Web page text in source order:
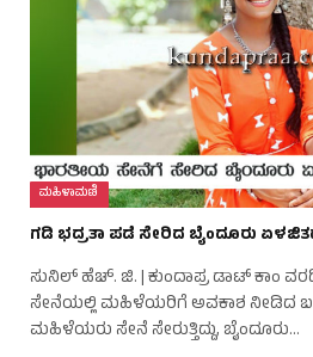
ಮಹಿಳಾಮಣಿ
ಗಡಿ ಭದ್ರತಾ ಪಡೆ ಸೇರಿದ ಬೈಂದೂರು
ಸುನಿಲ್ ಹೆಚ್. ಜಿ. | ಕುಂದಾಪ್ರ ಡಾಟ್ ಕಾಂ
ಸೇನೆಯಲ್ಲಿ ಮಹಿಳೆಯರಿಗೆ ಅವಕಾಶ ನೀಡಿದ
ಮಹಿಳೆಯರು ಸೇನೆ ಸೇರುತ್ತಿದ್ದು, ಬೈಂದೂರು…